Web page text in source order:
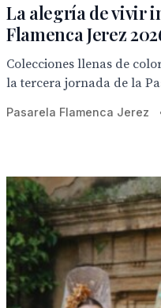
La alegría de vivir
Flamenca Jerez
Colecciones llenas de
la tercera jornada de la
Pasarela Flamenca Jerez